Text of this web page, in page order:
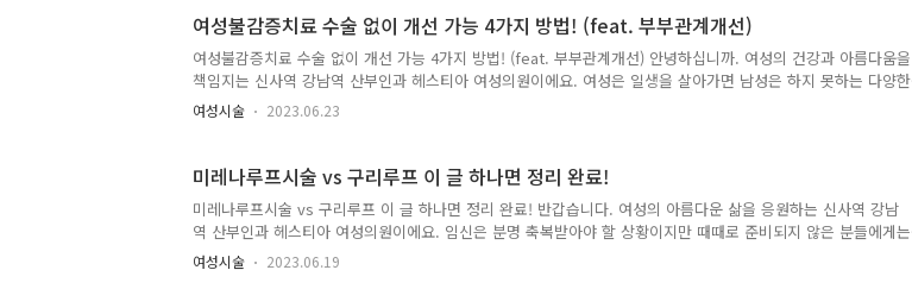
하니.... 꾸준히 빼놓지 않고 약을 챙겨 먹기가 부담스럽고 번거롭다면 직접 몸 안에 삽입을 해주는 기구의 도움을
받아 볼 수 도 있습니다. 몸 안에 삽입해 주는 기구 ..
여성불감증치료 수술 없이 개선 가능 4가지 방법! (feat. 부부관계개선)
여성불감증치료 수술 없이 개선 가능 4가지 방법! (feat. 부부관계개선) 안녕하십니까. 여성의 건강과 아름다움을
책임지는 신사역 강남역 산부인과 헤스티아 여성의원이에요. 여성은 일생을 살아가면 남성은 하지 못하는 다양한
이벤트들을 경험하기도 합니다. 그중에서 가장 큰 이벤트는 임신과 출산을 꼽을 수 있겠습니다. 이 경험들을 통해
서 여성은 몇 가지의 신체적 변화도 겪게 됩니다. 이 변화들로 인해서 원래 없었던 문제들이 발생하죠. 질 이완증
족도가 떨어지거나 남편과의 부부관계개선을 위함 불감증이 생기는 것이에요. 요즘에는 성에 대한 인식이 많이
개선되었기도 하면서 자기 관리에 더욱 신경을 쓰기 시..
여성시술 2023.06.23
미레나루프시술 vs 구리루프 이 글 하나면 정리 완료!
미레나루프시술 vs 구리루프 이 글 하나면 정리 완료! 반갑습니다. 여성의 아름다운 삶을 응원하는 신사역 강남
역 산부인과 헤스티아 여성의원이에요. 임신은 분명 축복받아야 할 상황이지만 때때로 준비되지 않은 분들에게는
큰 걱정거리이죠. 내가 원치 않는 임신을 막기 위해서 또는 남들과는 다르게 너무 심한 생리통을 멈추고 싶은 분
들이 알아보는 방법으로 '자궁내장치' 가 있어요. 자궁에 특수한 기능을 가진 장치를 삽입함으로써 생리를 막아
여성시술 2023.06.19